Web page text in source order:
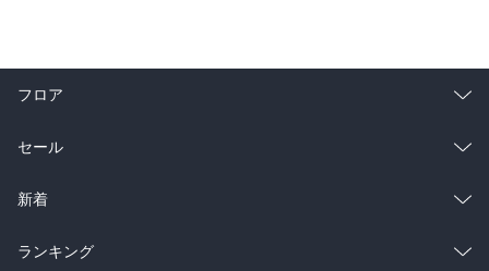
フロア
総合
ラノベ
雑誌・グラビア
セール
総合
ラノベ
新着
総合
ランキング